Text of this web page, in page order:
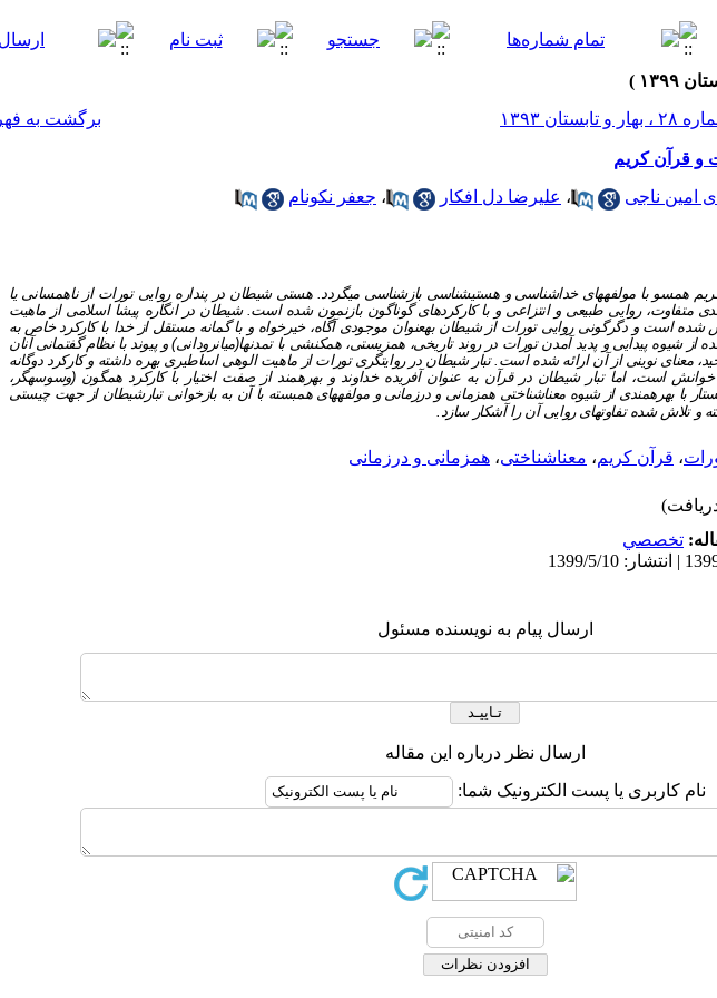
برگشت به
و قرآن کریم
امین ناجی ، علیرضا دل افکار ، جعفر نکونام
همسو با مولفه­های خداشناسی و هستی­شناسی بازشناسی می­گردد. هستی شیطان در پنداره روایی تورات از ناهمسانی یا
متفاوت، روایی طبیعی و انتزاعی و با کارکردهای گوناگون بازنمون شده است. شیطان در انگاره پیشا اسلامی از ماهیت
است و دگرگونی روایی تورات از شیطان به­عنوان موجودی آگاه، خیرخواه و با گمانه مستقل از خدا با کارکرد خاص به
از شیوه پیدایی و پدید آمدن تورات در روند تاریخی، همزیستی، همکنشی با تمدن­ها(میان­رودانی) و پیوند با نظام گفتمانی آنان
معنای نوینی از آن ارائه شده است. تبار شیطان در روایتگری تورات از ماهیت الوهی اساطیری بهره داشته و کارکرد دوگانه
است، اما تبار شیطان در قرآن به عنوان آفریده خداوند و بهره­مند از صفت اختیار با کارکرد همگون (وسوسه­گر،
با بهره­مندی از شیوه معناشناختی هم­زمانی و درزمانی و مولفه­های همبسته با آن به بازخوانی تبارشیطان از جهت چیستی
و تلاش شده تفاوتهای روایی آن را آشکار سازد.
، قرآن کریم، معناشناختی، همزمانی و درزمانی
تخصصي
ارسال پیام به نویسنده مسئول
ارسال نظر درباره این مقاله
نام کاربری یا پست الکترونیک شما: